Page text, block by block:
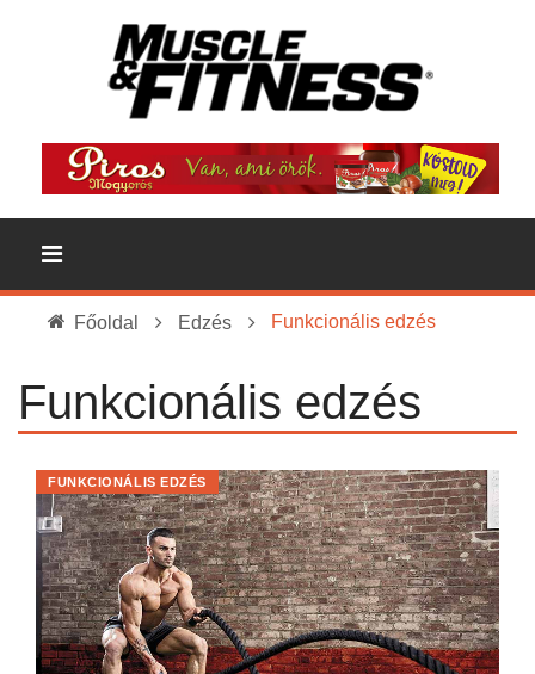
Főoldal Edzés Funkcionális edzés
Funkcionális edzés
FUNKCIONÁLIS EDZÉS